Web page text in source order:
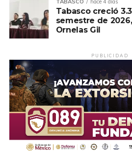
TABASCO hace 4 días
Tabasco creció
semestre de
Ornelas Gil
PUBLICIDAD